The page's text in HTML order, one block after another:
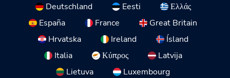
Deutschland
Eesti
Ελλάς
España
France
Great Britain
Hrvatska
Ireland
Ísland
Italia
Κύπρος
Latvija
Lietuva
Luxembourg